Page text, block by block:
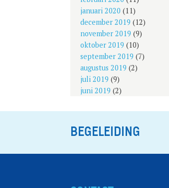
januari 2020 (11)
december 2019 (12)
november 2019 (9)
oktober 2019 (10)
september 2019 (7)
augustus 2019 (2)
juli 2019 (9)
juni 2019 (2)
BEGELEIDING